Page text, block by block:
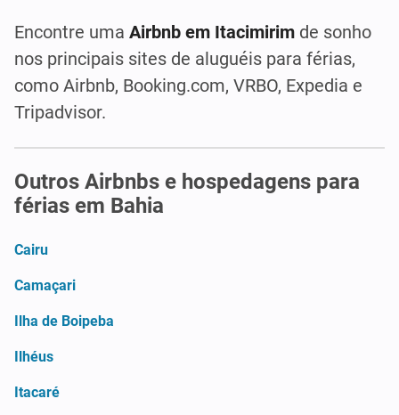
Encontre uma Airbnb em Itacimirim de sonho
nos principais sites de aluguéis para férias,
como Airbnb, Booking.com, VRBO, Expedia e
Tripadvisor.
Outros Airbnbs e hospedagens para
férias em Bahia
Cairu
Camaçari
Ilha de Boipeba
Ilhéus
Itacaré